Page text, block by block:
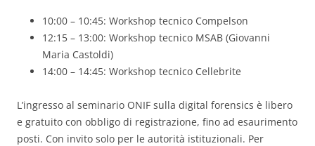
10:00 – 10:45: Workshop tecnico Compelson
12:15 – 13:00: Workshop tecnico MSAB (Giovanni
Maria Castoldi)
14:00 – 14:45: Workshop tecnico Cellebrite
L’ingresso al seminario ONIF sulla digital forensics è libero
e gratuito con obbligo di registrazione, fino ad esaurimento
posti. Con invito solo per le autorità istituzionali. Per